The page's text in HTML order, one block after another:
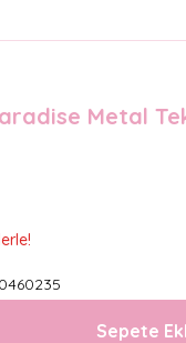
Metal
Sepete